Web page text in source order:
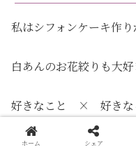
私はシフォンケーキ作り
白あんのお花絞りも大
好きなこと × 好きな
好きなことを組み合わ
生まれました💐
ホーム シェア